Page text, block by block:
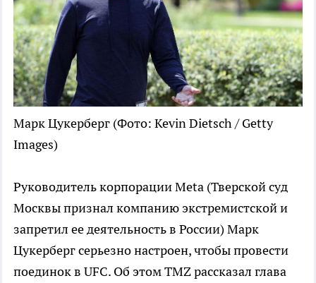
Марк Цукерберг (Фото: Kevin Dietsch / Getty
Images)
Руководитель корпорации Meta (Тверской суд
Москвы признал компанию экстремистской и
запретил ее деятельность в России) Марк
Цукерберг серьезно настроен, чтобы провести
поединок в UFC. Об этом TMZ рассказал глава